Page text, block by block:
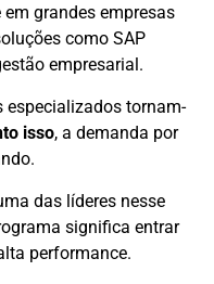
em grandes empresas
como SAP
empresarial.
especializados tornam-
isso, a demanda por
das líderes nesse
significa entrar
performance.